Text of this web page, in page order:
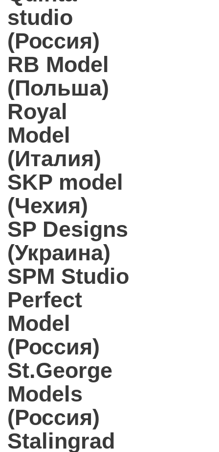
studio
(Россия)
RB Model
(Польша)
Royal
Model
(Италия)
SKP model
(Чехия)
SP Designs
(Украина)
SPM Studio
Perfect
Model
(Россия)
St.George
Models
(Россия)
Stalingrad